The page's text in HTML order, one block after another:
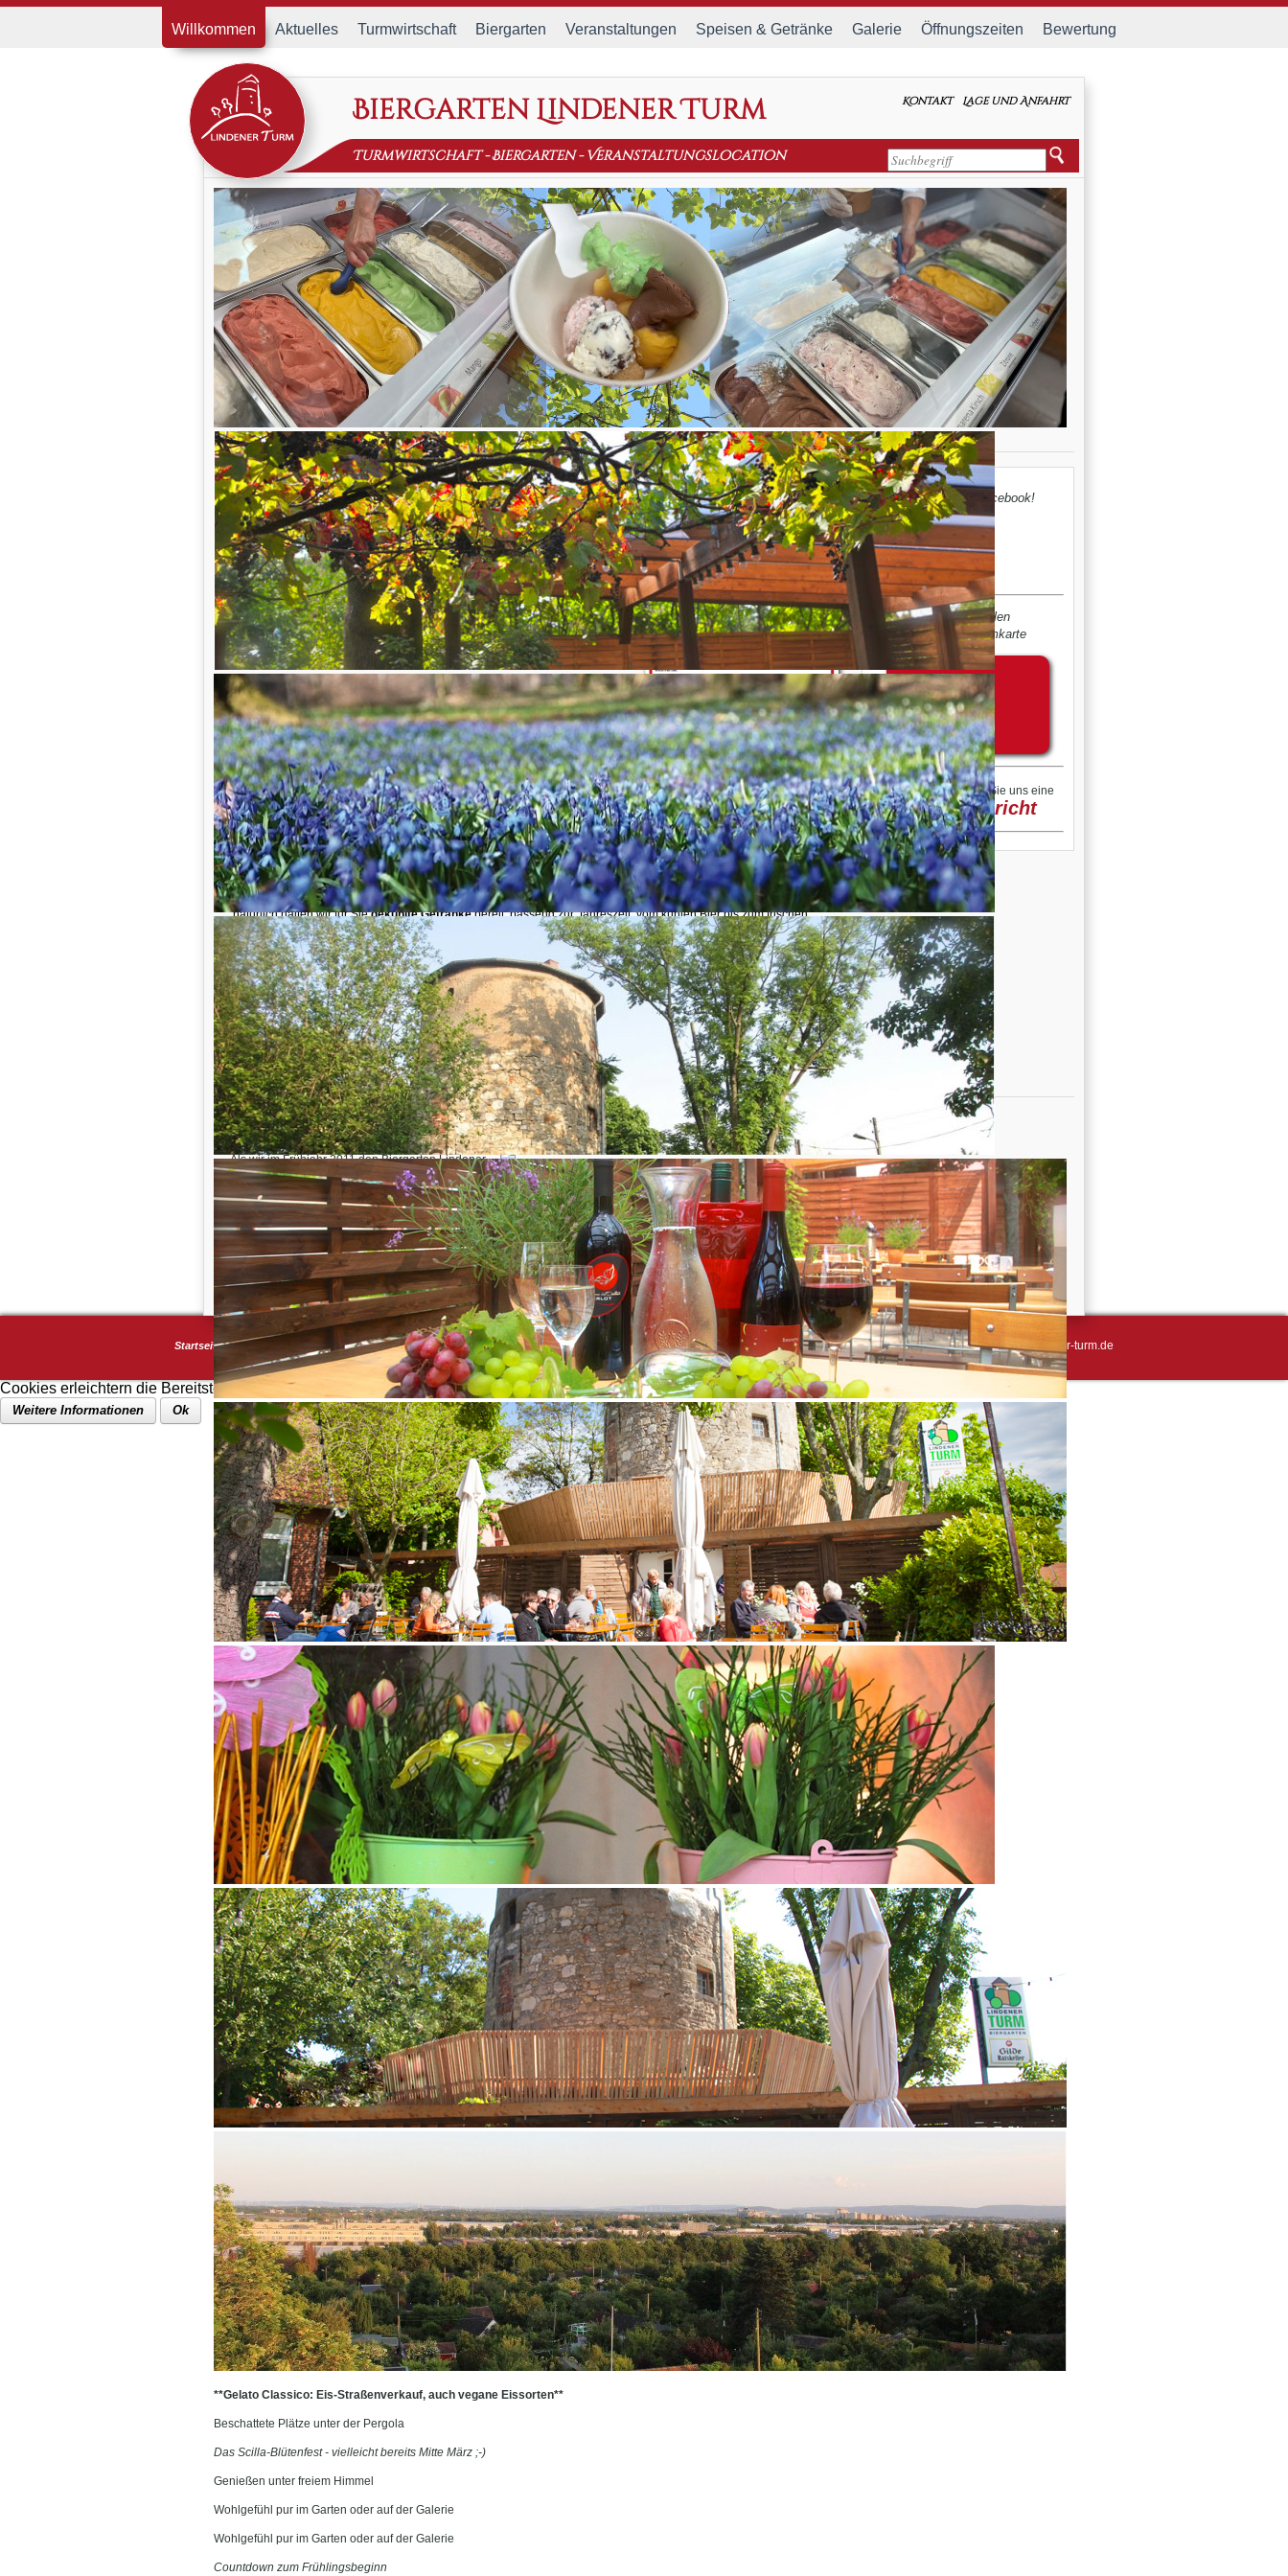
Willkommen Aktuelles Turmwirtschaft Biergarten Veranstaltungen Speisen & Getränke Galerie Öffnungszeiten Bewertung
Kontakt Lage und Anfahrt
Biergarten Lindener Turm
Turmwirtschaft-Biergarten-Veranstaltungslocation
**Gelato Classico: Eis-Straßenverkauf, auch vegane Eissorten**
Beschattete Plätze unter der Pergola
Das Scilla-Blütenfest - vielleicht bereits Mitte März ;-)
Genießen unter freiem Himmel
Wohlgefühl pur im Garten oder auf der Galerie
Wohlgefühl pur im Garten oder auf der Galerie
Countdown zum Frühlingsbeginn
Der Turm bei Facebook!
bequem zahlen
...mit Ihrer Turmkarte
@ Schreiben Sie uns eine
Nachricht
Lindener Turm
Sommer im Biergarten
Hoch über Linden ist der Sommer angekommen. Die Bäume spenden
angenehmen Schatten, der Kies knirscht leise unter den Schritten, und der
Biergarten füllt sich wieder mit Stimmen, Sonne und diesen Momenten, in
denen der Alltag ganz weit weg ist.
In diesem Jahr begleitet uns dabei ein besonderer Gedanke.15 Jahre
Lindener Turm in seiner heutigen Form. Viele Jahre voller Begegnungen,
voller Veränderungen und voller Geschichten, die diesen Ort geprägt haben.
Vor allem aber Jahre, in denen immer die Menschen im Mittelpunkt standen,
die hier zusammenkommen.
Passend dazu laden wir Sie weiterhin herzlich in unser Jubiläumsjahr ein.
Mitbesonderen Konditionenrund um denWalk of Friendssagen wir
Danke für Verbundenheit, für viele gemeinsame Stunden und für all das,
was diesen Ort über die Jahre besonders gemacht hat.
Auch kulinarisch zeigt sich der Turm jetzt von seiner sommerlichen Seite.
Neu probieren können Sie unserevegetarischen Burger, saftig und mit
frischem Gemüse belegt. Dazu gibt esfrische Salate, bunt und leicht, genau richtig für warme Tage im Grünen. Und
natürlich halten wir für Siegekühlte Getränkebereit, passend zur Jahreszeit, vom kühlen Bier bis zum frischen
Wein und Aperol.
Und daher bleibt eigentlich nur eines. Hochkommen, Platz nehmen, ankommen. Die Sonne im Biergarten genießen,
lecker essen und den Moment im Herzen mitnehmen.
Der Lindener Turm ruft, zu jeder Jahreszeit. Wir freuen uns auf Ihren Besuch.
Herzlich
Ihr Lindener Turm Team
Walk of friends
Als wir im Frühjahr 2011 den Biergarten Lindener
Turm übernommen haben, hatten wir
ehrlicherweise nur ansatzweise eine vage
Vorstellung davon, was daraus alles entstehen
würde.
Mehr erfahren...
© 2023 - Biergarten Lindener Turm | Telefon: 0511 - 76355251 | E-Mail: info@lindener-turm.de
Startseite Impressum Datenschutz Turmkarte Anmelden Speisen & Getränke
Cookies erleichtern die Bereitstellung unserer Dienste. Mit der Nutzung unserer Dienste erklären Sie sich damit einverstanden, dass wir Cookies verwenden.
Weitere Informationen Ok